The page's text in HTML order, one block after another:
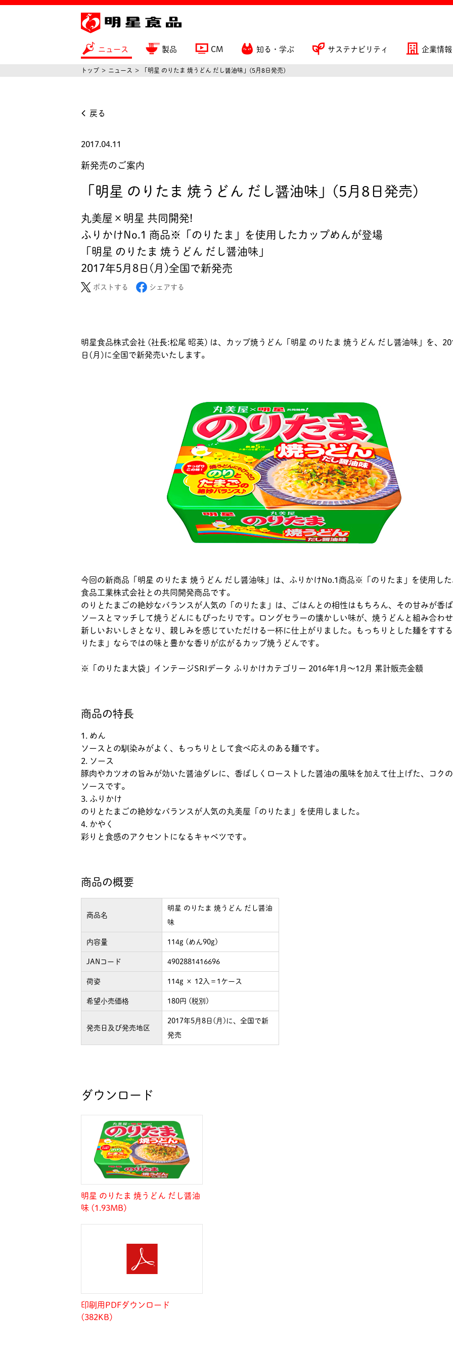
ニュース 製品 CM 知る・学ぶ サステナビリティ 企業情報
トップ ニュース 「明星 のりたま 焼うどん だし醤油味」(5月8日発売)
戻る
2017.04.11
新発売のご案内
「明星 のりたま 焼うどん だし醤油味」(5月8日発売)
丸美屋×明星 共同開発!
ふりかけNo.1 商品※「のりたま」を使用したカップめんが登場
「明星 のりたま 焼うどん だし醤油味」
2017年5月8日(月)全国で新発売
ポストする シェアする
明星食品株式会社 (社長:松尾 昭英) は、カップ焼うどん「明星 のりたま 焼うどん だし醤油味」を、
日(月)に全国で新発売いたします。
今回の新商品「明星 のりたま 焼うどん だし醤油味」は、ふりかけNo.1商品※「のりたま」を使用し
食品工業株式会社との共同開発商品です。
のりとたまごの絶妙なバランスが人気の「のりたま」は、ごはんとの相性はもちろん、その甘みが香
ソースとマッチして焼うどんにもぴったりです。ロングセラーの懐かしい味が、焼うどんと組み合わ
新しいおいしさとなり、親しみを感じていただける一杯に仕上がりました。もっちりとした麺をすす
りたま」ならではの味と豊かな香りが広がるカップ焼うどんです。
※「のりたま大袋」インテージSRIデータ ふりかけカテゴリー 2016年1月～12月 累計販売金額
商品の特長
1. めん
ソースとの馴染みがよく、もっちりとして食べ応えのある麺です。
2. ソース
豚肉やカツオの旨みが効いた醤油ダレに、香ばしくローストした醤油の風味を加えて仕上げた、コク
ソースです。
3. ふりかけ
のりとたまごの絶妙なバランスが人気の丸美屋「のりたま」を使用しました。
4. かやく
彩りと食感のアクセントになるキャベツです。
商品の概要
商品名
明星 のりたま 焼うどん だし醤油
味
内容量 114g (めん90g)
JANコード 4902881416696
荷姿 114g × 12入＝1ケース
希望小売価格 180円 (税別)
発売日及び発売地区
2017年5月8日(月)に、全国で新
発売
ダウンロード
明星 のりたま 焼うどん だし醤油
味 (1.93MB)
印刷用PDFダウンロード
(382KB)